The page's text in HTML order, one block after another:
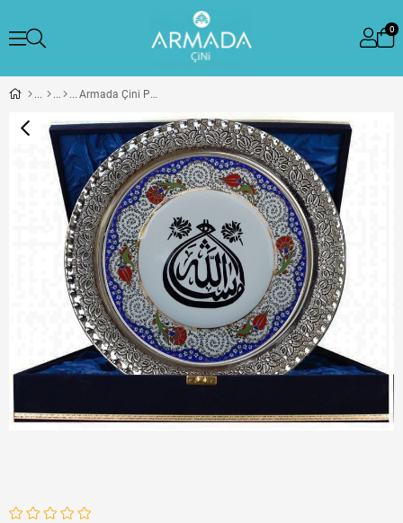
0
Armada Çini PRT 20 25 Cm Mavi Altın Yaldızlı masallah yazılı Çini Desenli Gümüş Çerçeveli Porselen Tabak